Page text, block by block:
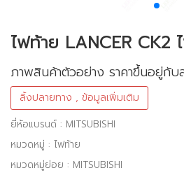
ไฟท้าย LANCER CK2
ภาพสินค้าตัวอย่าง ราคาขึ้นอยู่กั
ลิ้งปลายทาง , ข้อมูลเพิ่มเติม
ยี่ห้อแบรนด์ : MITSUBISHI
หมวดหมู่ : ไฟท้าย
หมวดหมู่ย่อย : MITSUBISHI